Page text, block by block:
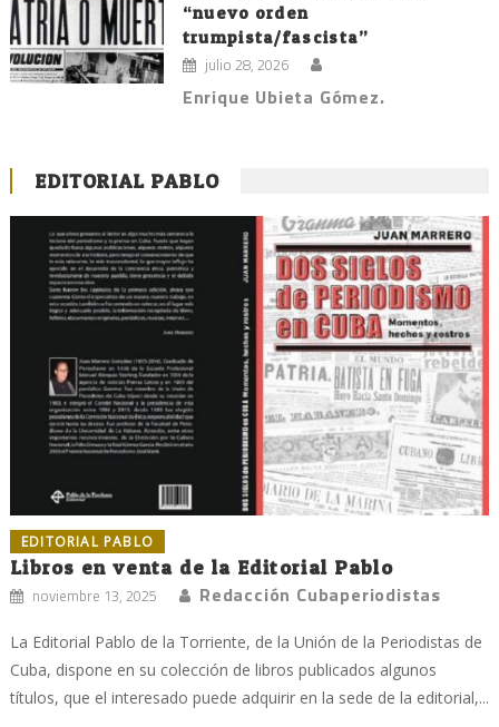
“nuevo orden
trumpista/fascista”
julio 28, 2026
Enrique Ubieta Gómez.
EDITORIAL PABLO
EDITORIAL PABLO
Libros en venta de la Editorial Pablo
noviembre 13, 2025 Redacción Cubaperiodistas
La Editorial Pablo de la Torriente, de la Unión de la Periodistas de
Cuba, dispone en su colección de libros publicados algunos
títulos, que el interesado puede adquirir en la sede de la editorial,...